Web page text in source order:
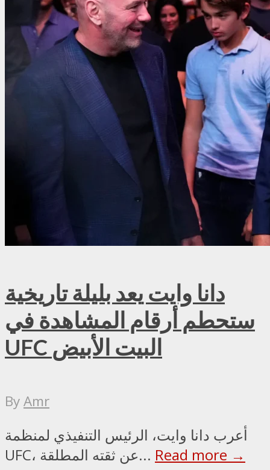
دانا وايت يعد بليلة تاريخية
ستحطم أرقام المشاهدة في
UFC البيت الأبيض
ByAmr
أعرب دانا وايت، الرئيس التنفيذي لمنظمة
UFC، عن ثقته المطلقة... Read more →